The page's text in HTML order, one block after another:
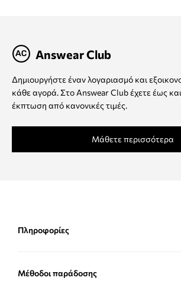
Answear Club
Δημιουργήστε έναν λογαριασμό και
κάθε αγορά. Στο Answear Club έχετε έως και
έκπτωση από κανονικές τιμές.
Μάθετε περισσότερα
Πληροφορίες
Μέθοδοι παράδοσης